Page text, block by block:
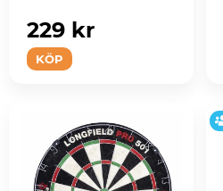
KÖP
229 kr